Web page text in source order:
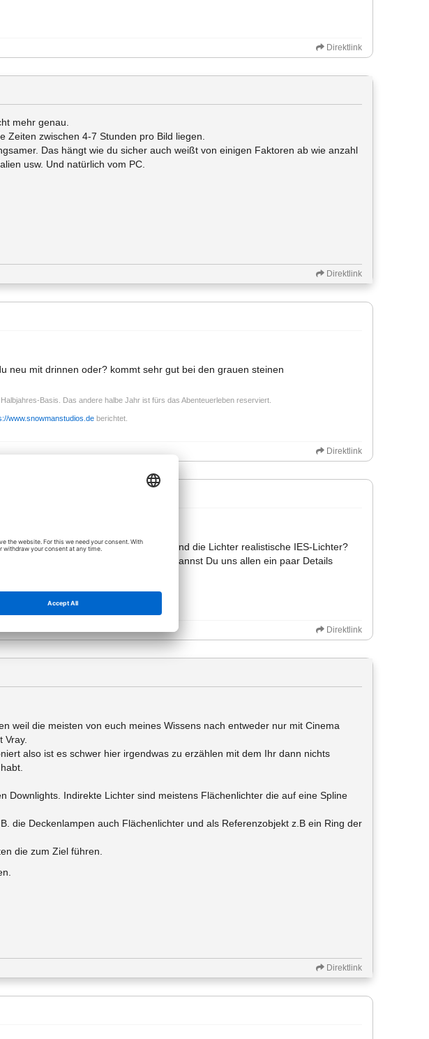
Direktlink
mehr genau.
Zeiten zwischen 4-7 Stunden pro Bild liegen.
Das hängt wie du sicher auch weißt von einigen Faktoren ab wie anzahl
usw. Und natürlich vom PC.
Direktlink
neu mit drinnen oder? kommt sehr gut bei den grauen steinen
Basis. Das andere halbe Jahr ist fürs das Abenteuerleben reserviert.
www.snowmanstudios.de berichtet.
Direktlink
oder mit einem externen Renderer? Sind die Lichter realistische IES-Lichter?
auch etwas interessieren. Vielleicht kannst Du uns allen ein paar Details
Direktlink
weil die meisten von euch meines Wissens nach entweder nur mit Cinema
Vray.
also ist es schwer hier irgendwas zu erzählen mit dem Ihr dann nichts
Downlights. Indirekte Lichter sind meistens Flächenlichter die auf eine Spline
die Deckenlampen auch Flächenlichter und als Referenzobjekt z.B ein Ring der
die zum Ziel führen.
Direktlink